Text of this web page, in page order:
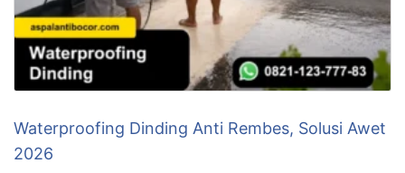
Waterproofing Dinding Anti Rembes, Solusi Awet
2026